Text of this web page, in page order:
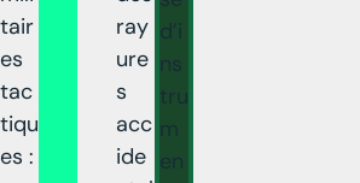
tair
es
tac
tiqu
es :
ray
ure
s
acc
ide
d’i
ns
tru
m
en